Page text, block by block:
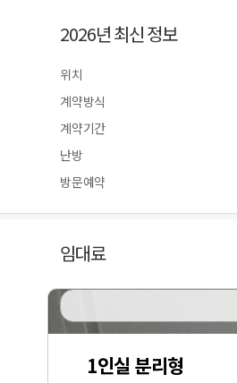
2026년 최신 정보
위치
계약방식
계약기간
난방
방문예약
임대료
1인실 분리형